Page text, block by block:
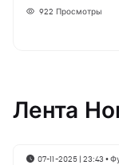
922 Просмотры
Лента
07-11-2025 | 23:43 •